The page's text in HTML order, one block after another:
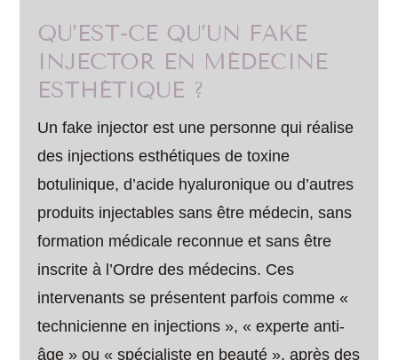
QU’EST-CE QU’UN FAKE
INJECTOR EN MÉDECINE
ESTHÉTIQUE ?
Un fake injector est une personne qui réalise
des injections esthétiques de toxine
botulinique, d’acide hyaluronique ou d’autres
produits injectables sans être médecin, sans
formation médicale reconnue et sans être
inscrite à l’Ordre des médecins. Ces
intervenants se présentent parfois comme «
technicienne en injections », « experte anti-
âge » ou « spécialiste en beauté », après des